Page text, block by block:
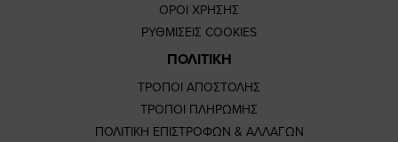
ΟΡΟΙ ΧΡΗΣΗΣ
ΡΥΘΜΙΣΕΙΣ COOKIES
ΠΟΛΙΤΙΚΗ
ΤΡΟΠΟΙ ΑΠΟΣΤΟΛΗΣ
ΤΡΟΠΟΙ ΠΛΗΡΩΜΗΣ
ΠΟΛΙΤΙΚΗ ΕΠΙΣΤΡΟΦΩΝ & ΑΛΛΑΓΩΝ